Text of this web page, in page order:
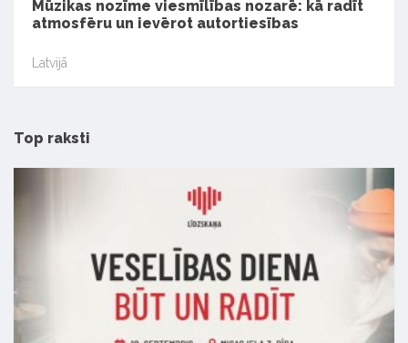
Mūzikas nozīme viesmīlības nozarē: kā radīt
atmosfēru un ievērot autortiesības
Latvijā
Top raksti